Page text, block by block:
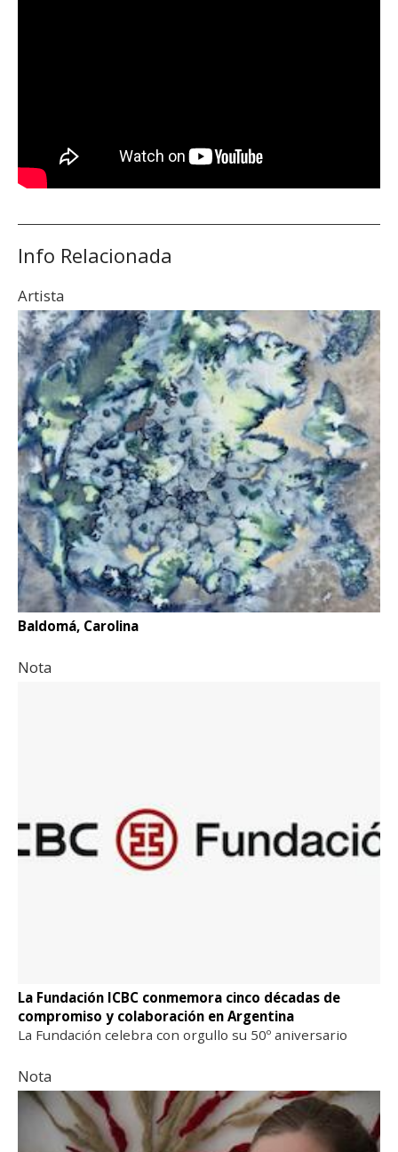
Info Relacionada
Artista
Baldomá, Carolina
Nota
La Fundación ICBC conmemora cinco décadas de
compromiso y colaboración en Argentina
La Fundación celebra con orgullo su 50º aniversario
Nota